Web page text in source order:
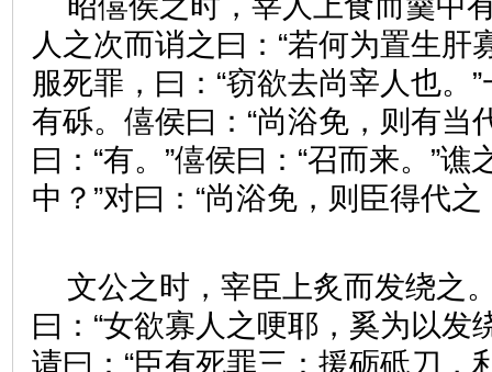
人之次而诮之曰：“若何为置生肝
服死罪，曰：“窃欲去尚宰人也。
有砾。僖侯曰：“尚浴免，则有当
曰：“有。”僖侯曰：“召而来。”谯
中？”对曰：“尚浴免，则臣得代
文公之时，宰臣上炙而发绕之
曰：“女欲寡人之哽耶，奚为以发
请曰：“臣有死罪三：援砺砥刀，